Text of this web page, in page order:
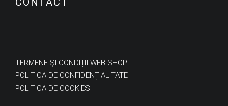
TERMENE ȘI CONDIȚII WEB SHOP
POLITICA DE CONFIDENȚIALITATE
POLITICA DE COOKIES